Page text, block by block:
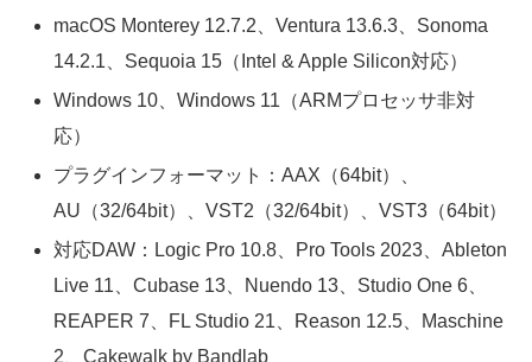
macOS Monterey 12.7.2、Ventura 13.6.3、Sonoma
14.2.1、Sequoia 15（Intel & Apple Silicon対応）
Windows 10、Windows 11（ARMプロセッサ非対
応）
プラグインフォーマット：AAX（64bit）、
AU（32/64bit）、VST2（32/64bit）、VST3（64bit）
対応DAW：Logic Pro 10.8、Pro Tools 2023、Ableton
Live 11、Cubase 13、Nuendo 13、Studio One 6、
REAPER 7、FL Studio 21、Reason 12.5、Maschine
2、Cakewalk by Bandlab